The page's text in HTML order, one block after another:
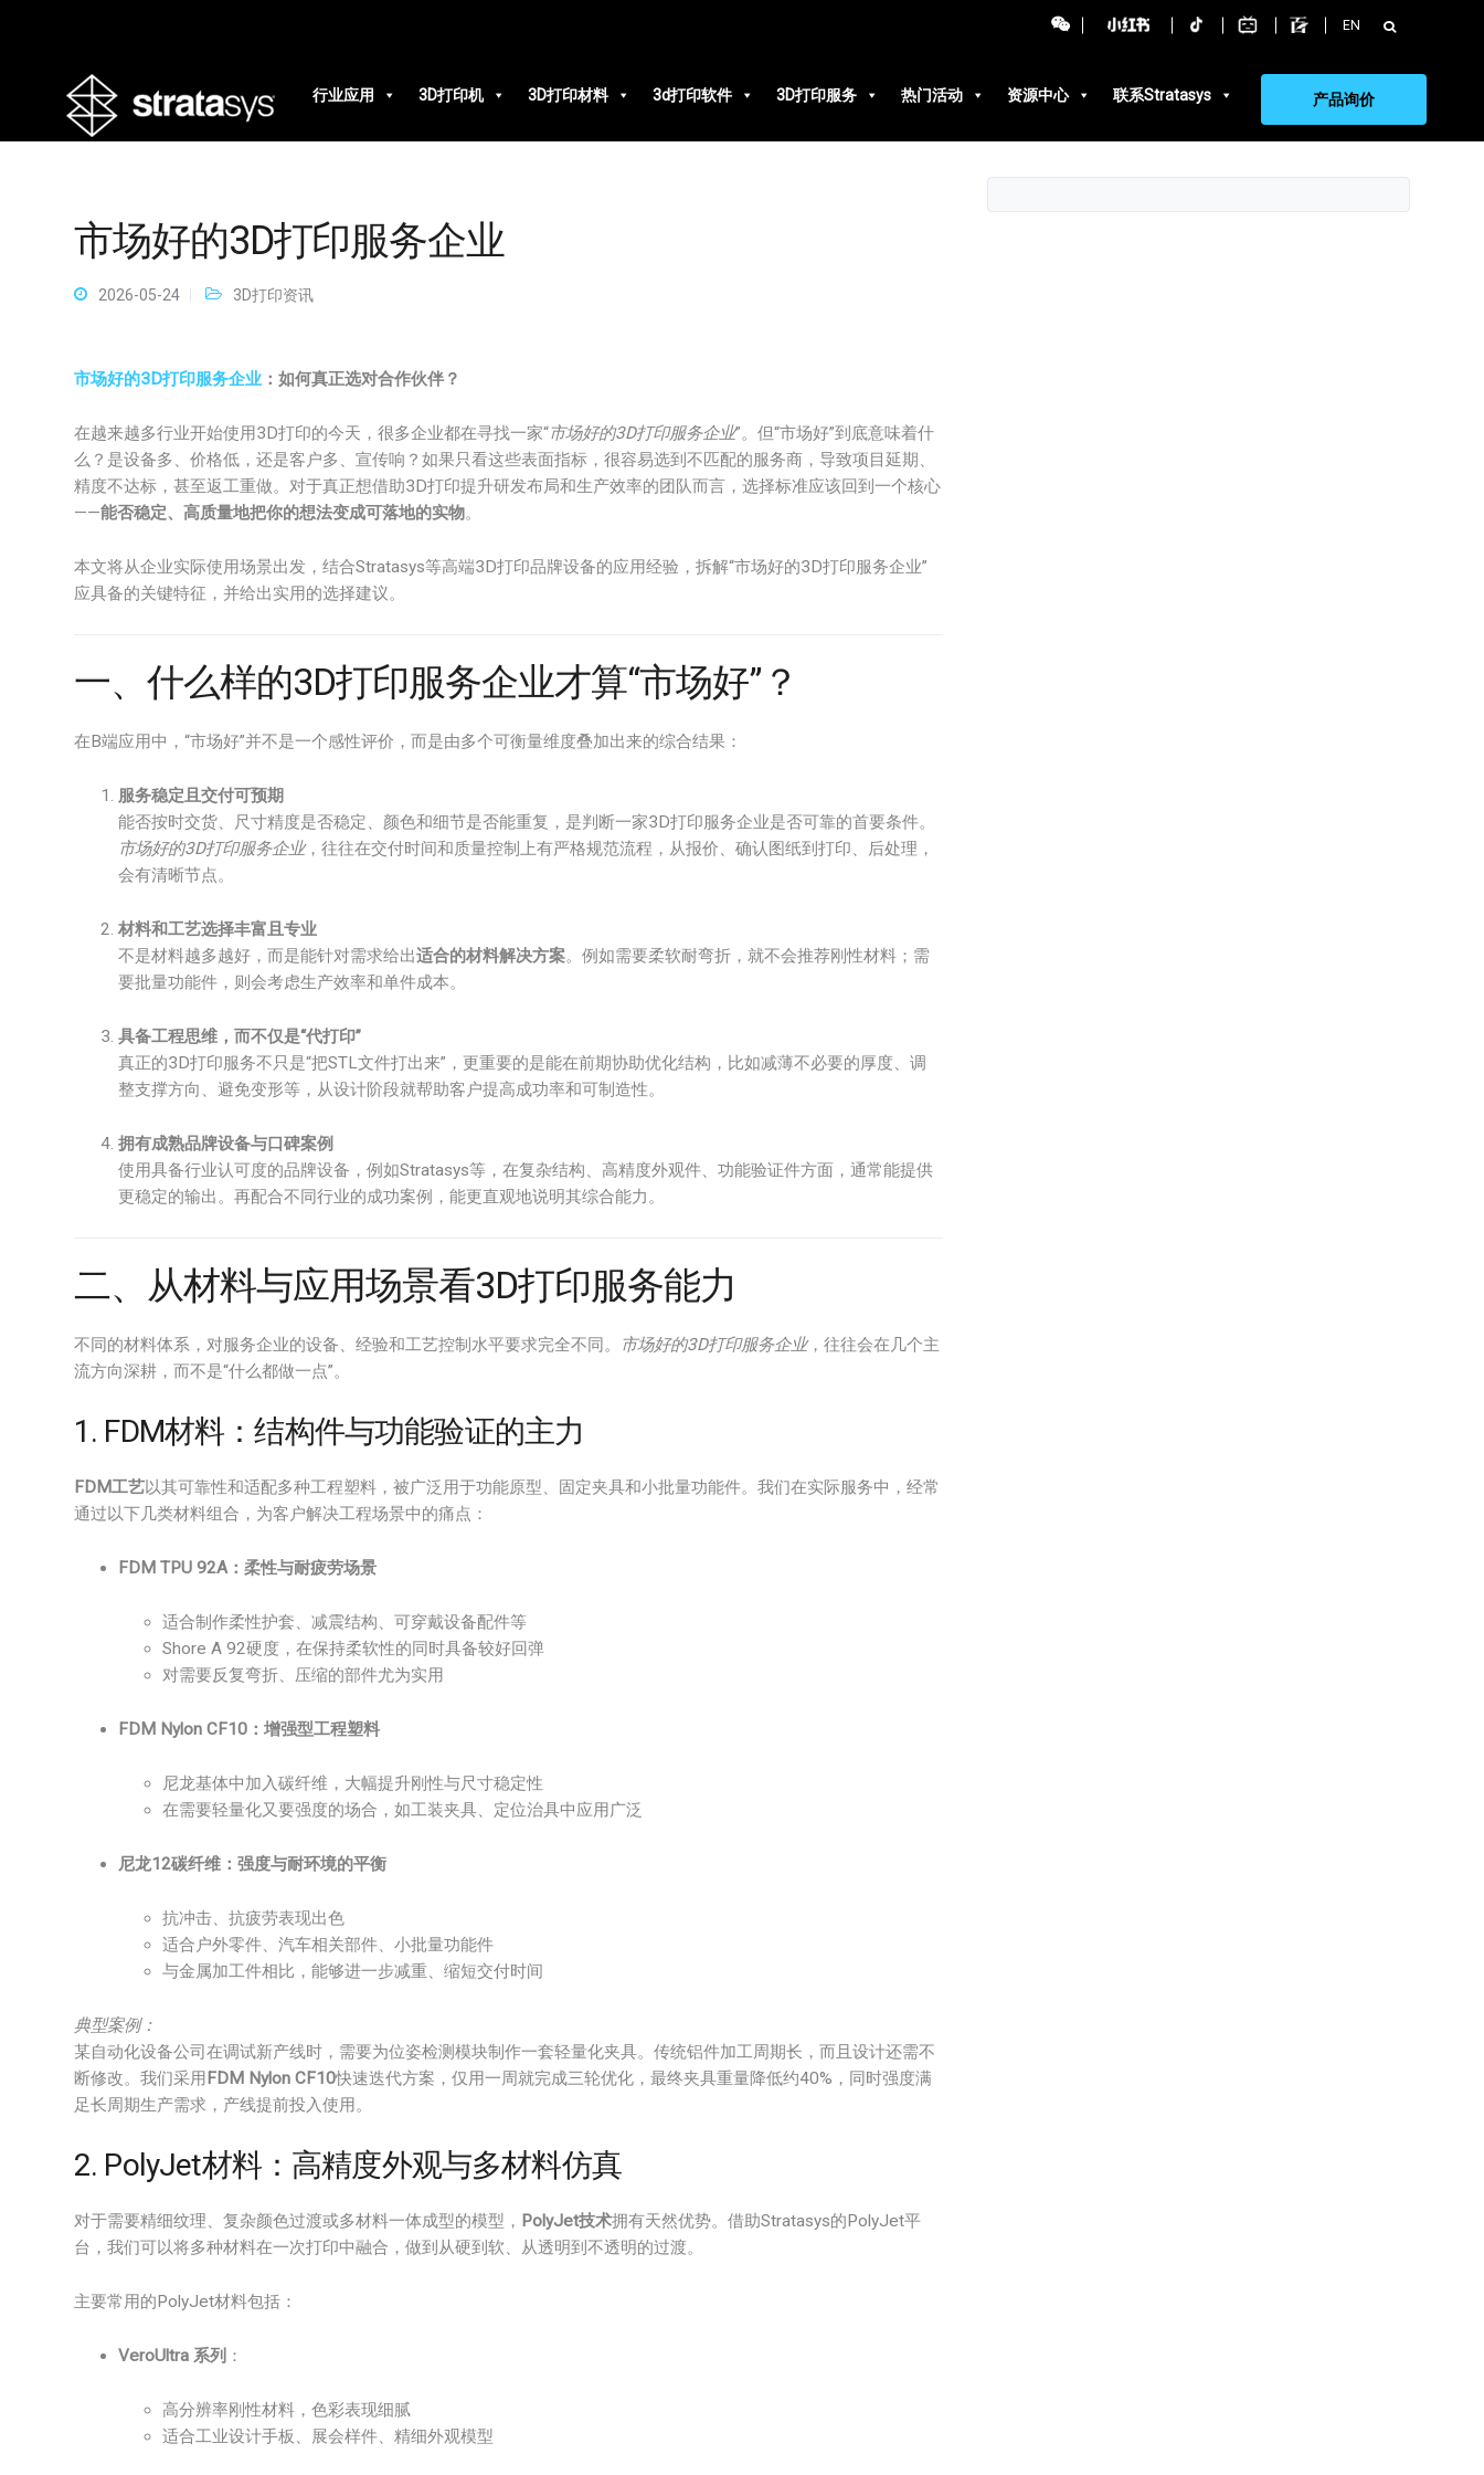
EN 搜
索：
行业应用
3D打印机 3D打印材料 3d打印软件 3D打印服务 热门活动 资源中心 联系Stratasys 产品询价
市场好的3D打印服务企业
2026-05-24 3D打印资讯
市场好的3D打印服务企业 ：如何真正选对合作伙伴？
在越来越多行业开始使用3D打印的今天，很多企业都在寻找一家“市场好的3D打印服务企业”。但“市场好”到底意味着什
么？是设备多、价格低，还是客户多、宣传响？如果只看这些表面指标，很容易选到不匹配的服务商，导致项目延期、
精度不达标，甚至返工重做。对于真正想借助3D打印提升研发布局和生产效率的团队而言，选择标准应该回到一个核心
——能否稳定、高质量地把你的想法变成可落地的实物。
本文将从企业实际使用场景出发，结合Stratasys等高端3D打印品牌设备的应用经验，拆解“市场好的3D打印服务企业”
应具备的关键特征，并给出实用的选择建议。
一、什么样的3D打印服务企业才算“市场好”？
在B端应用中，“市场好”并不是一个感性评价，而是由多个可衡量维度叠加出来的综合结果：
服务稳定且交付可预期
能否按时交货、尺寸精度是否稳定、颜色和细节是否能重复，是判断一家3D打印服务企业是否可靠的首要条件。
市场好的3D打印服务企业，往往在交付时间和质量控制上有严格规范流程，从报价、确认图纸到打印、后处理，
会有清晰节点。
材料和工艺选择丰富且专业
不是材料越多越好，而是能针对需求给出适合的材料解决方案。例如需要柔软耐弯折，就不会推荐刚性材料；需
要批量功能件，则会考虑生产效率和单件成本。
具备工程思维，而不仅是“代打印”
真正的3D打印服务不只是“把STL文件打出来”，更重要的是能在前期协助优化结构，比如减薄不必要的厚度、调
整支撑方向、避免变形等，从设计阶段就帮助客户提高成功率和可制造性。
拥有成熟品牌设备与口碑案例
使用具备行业认可度的品牌设备，例如Stratasys等，在复杂结构、高精度外观件、功能验证件方面，通常能提供
更稳定的输出。再配合不同行业的成功案例，能更直观地说明其综合能力。
二、从材料与应用场景看3D打印服务能力
不同的材料体系，对服务企业的设备、经验和工艺控制水平要求完全不同。 市场好的3D打印服务企业，往往会在几个主
流方向深耕，而不是“什么都做一点”。
1. FDM材料：结构件与功能验证的主力
FDM工艺以其可靠性和适配多种工程塑料，被广泛用于功能原型、固定夹具和小批量功能件。我们在实际服务中，经常
通过以下几类材料组合，为客户解决工程场景中的痛点：
FDM TPU 92A：柔性与耐疲劳场景
适合制作柔性护套、减震结构、可穿戴设备配件等
Shore A 92硬度，在保持柔软性的同时具备较好回弹
对需要反复弯折、压缩的部件尤为实用
FDM Nylon CF10：增强型工程塑料
尼龙基体中加入碳纤维，大幅提升刚性与尺寸稳定性
在需要轻量化又要强度的场合，如工装夹具、定位治具中应用广泛
尼龙12碳纤维：强度与耐环境的平衡
抗冲击、抗疲劳表现出色
适合户外零件、汽车相关部件、小批量功能件
与金属加工件相比，能够进一步减重、缩短交付时间
典型案例：
某自动化设备公司在调试新产线时，需要为位姿检测模块制作一套轻量化夹具。传统铝件加工周期长，而且设计还需不
断修改。我们采用 FDM Nylon CF10快速迭代方案，仅用一周就完成三轮优化，最终夹具重量降低约40%，同时强度满
足长周期生产需求，产线提前投入使用。
2. PolyJet材料：高精度外观与多材料仿真
对于需要精细纹理、复杂颜色过渡或多材料一体成型的模型， PolyJet技术拥有天然优势。借助Stratasys的PolyJet平
台，我们可以将多种材料在一次打印中融合，做到从硬到软、从透明到不透明的过渡。
主要常用的PolyJet材料包括：
VeroUltra 系列 ：
高分辨率刚性材料，色彩表现细腻
适合工业设计手板、展会样件、精细外观模型